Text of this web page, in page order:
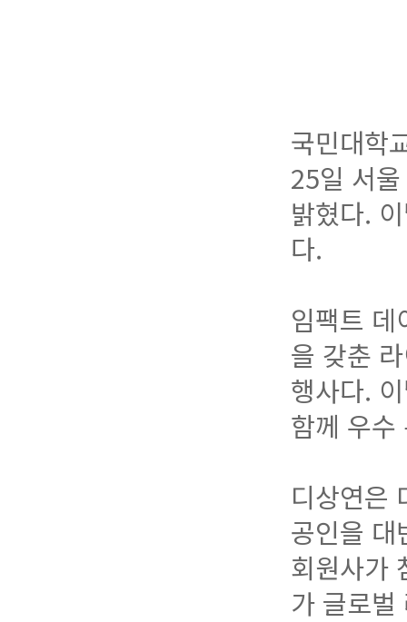
국민대학
25일 서
밝혔다.
다.
임팩트
을 갖춘
행사다.
함께 우수
디상연은
공인을 대
회원사가
가 글로